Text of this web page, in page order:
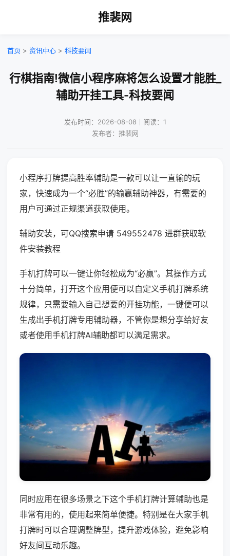
推裴网
首页 > 资讯中心 > 科技要闻
行棋指南!微信小程序麻将怎么设置才能胜_
辅助开挂工具-科技要闻
发布时间：2026-08-08｜阅读：1
发布者：推裴网
小程序打牌提高胜率辅助是一款可以让一直输的玩
家，快速成为一个“必胜”的输赢辅助神器，有需要的
用户可通过正规渠道获取使用。
辅助安装，可QQ搜索申请 549552478 进群获取软
件安装教程
手机打牌可以一键让你轻松成为“必赢”。其操作方式
十分简单，打开这个应用便可以自定义手机打牌系统
规律，只需要输入自己想要的开挂功能，一键便可以
生成出手机打牌专用辅助器，不管你是想分享给好友
或者使用手机打牌AI辅助都可以满足需求。
同时应用在很多场景之下这个手机打牌计算辅助也是
非常有用的，使用起来简单便捷。特别是在大家手机
打牌时可以合理调整牌型，提升游戏体验，避免影响
好友间互动乐趣。